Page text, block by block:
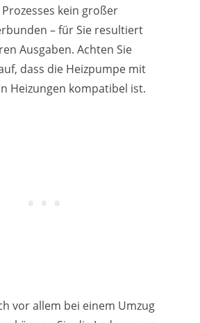
kein großer
– für Sie resultiert
Ausgaben. Achten Sie
dass die Heizpumpe mit
Heizungen kompatibel ist.
vor allem bei einem Umzug